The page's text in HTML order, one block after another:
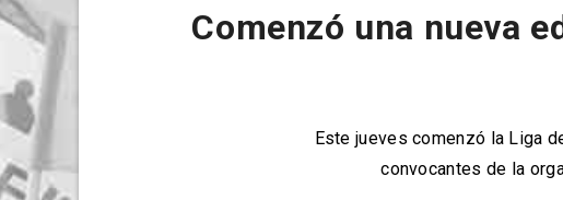
Comenzó una nueva
Este jueves comenzó la Liga
convocantes de la